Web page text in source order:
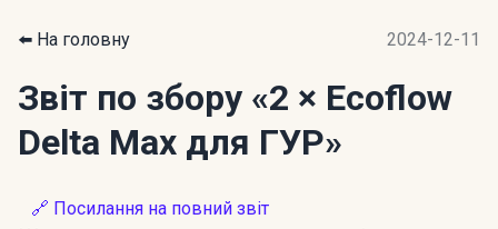
⬅️ На головну 2024-12-11
Звіт по збору «2 × Ecoflow
Delta Max для ГУР»
🔗 Посилання на повний звіт